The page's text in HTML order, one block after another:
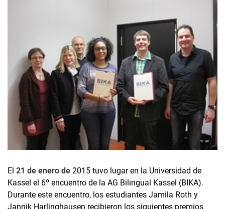
El 21 de enero de 2015 tuvo lugar en la Universidad de
Kassel el 6º encuentro de la AG Bilingual Kassel (BIKA).
Durante este encuentro, los estudiantes Jamila Roth y
Jannik Harlinghausen recibieron los siguientes premios